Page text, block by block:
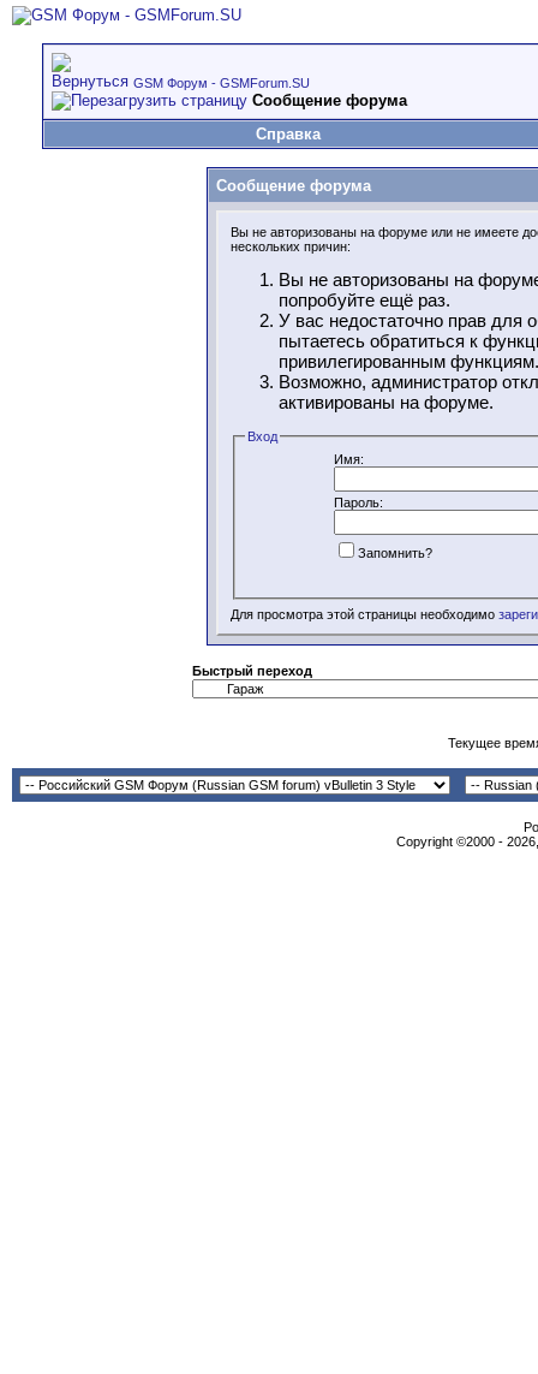
GSM Форум - GSMForum.SU
Сообщение форума
Справка
Сообщение форума
Вы не авторизованы на форуме или не имеете
нескольких причин:
Вы не авторизованы на
попробуйте ещё раз.
У вас недостаточно прав для
пытаетесь обратиться к
привилегированным функциям.
Возможно, администратор
активированы на форуме.
Вход
Имя:
Пароль:
Запомнить?
Для просмотра этой страницы необходимо
Быстрый переход
Текущее
Copyright ©2000 -